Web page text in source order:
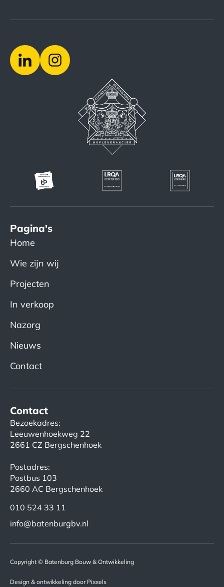
Pagina's
Home
Wie zijn wij
Projecten
In verkoop
Nazorg
Nieuws
Contact
Contact
Bezoekadres:
Leeuwenhoekweg 22
2661 CZ Bergschenhoek
Postadres:
Postbus 103
2660 AC Bergschenhoek
010 524 33 11
info@batenburgbv.nl
Copyright © Batenburg Bouw & Ontwikkeling
Design & ontwikkeling door Pixxels